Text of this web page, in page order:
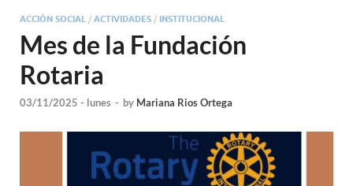
ACCIÓN SOCIAL / ACTIVIDADES / INSTITUCIONAL
Mes de la Fundación
Rotaria
03/11/2025 - lunes - by Mariana Rios Ortega